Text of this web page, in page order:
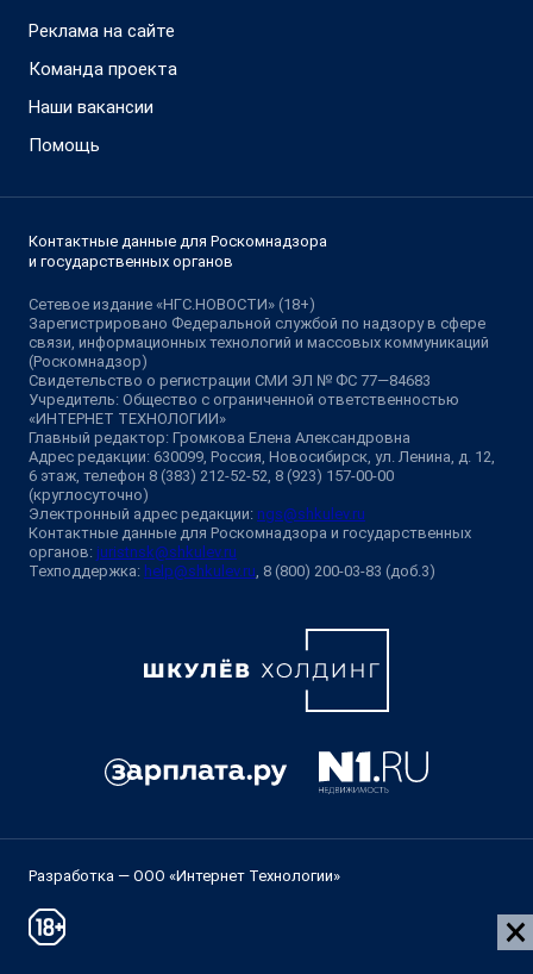
Реклама на сайте
Команда проекта
Наши вакансии
Помощь
Контактные данные для Роскомнадзора
и государственных органов
Сетевое издание «НГС.НОВОСТИ» (18+)
Зарегистрировано Федеральной службой по надзору в сфере
связи, информационных технологий и массовых коммуникаций
(Роскомнадзор)
Свидетельство о регистрации СМИ ЭЛ № ФС 77—84683
Учредитель: Общество с ограниченной ответственностью
«ИНТЕРНЕТ ТЕХНОЛОГИИ»
Главный редактор: Громкова Елена Александровна
Адрес редакции: 630099, Россия, Новосибирск, ул. Ленина, д. 12,
6 этаж, телефон 8 (383) 212-52-52, 8 (923) 157-00-00
(круглосуточно)
Электронный адрес редакции: ngs@shkulev.ru
Контактные данные для Роскомнадзора и государственных
органов: juristnsk@shkulev.ru
Техподдержка: help@shkulev.ru , 8 (800) 200-03-83 (доб.3)
Разработка — ООО «Интернет Технологии»